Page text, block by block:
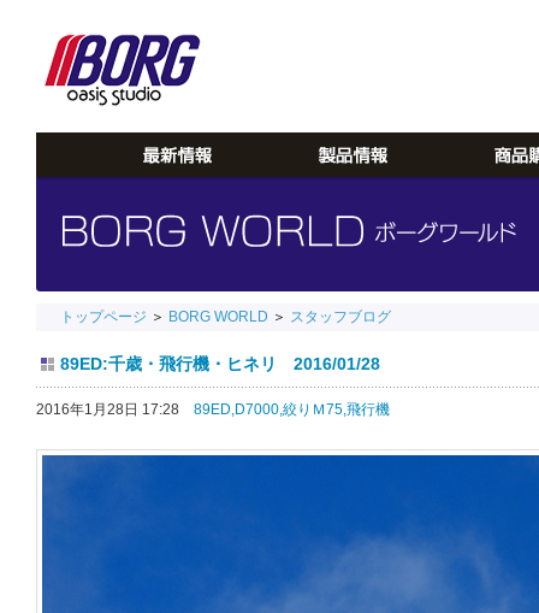
トップページ ＞ BORG WORLD ＞ スタッフブログ
89ED:千歳・飛行機・ヒネリ 2016/01/28
2016年1月28日 17:28 89ED,D7000,絞りＭ75,飛行機